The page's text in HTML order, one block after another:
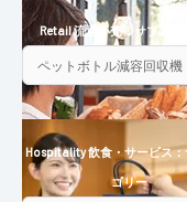
Retail 流通小売：サブカテ
Hospitality 飲食・サービス：
ゴリー